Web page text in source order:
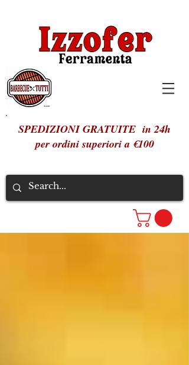
SPEDIZIONI GRATUITE in 24h
per ordini superiori a €100